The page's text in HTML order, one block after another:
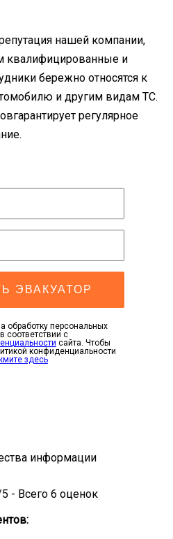
нашей компании,
квалифицированные и
бережно относятся к
и другим видам ТС.
регулярное
ЭВАКУАТОР
обработку персональных
соответствии с
сайта. Чтобы
конфиденциальности
здесь
информации
- Всего 6 оценок